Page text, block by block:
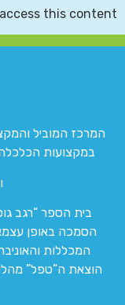
this content
במקצועות
בית הספר “רגב
הסמכה באופן
המכללות
הוצאת ה”טפל”